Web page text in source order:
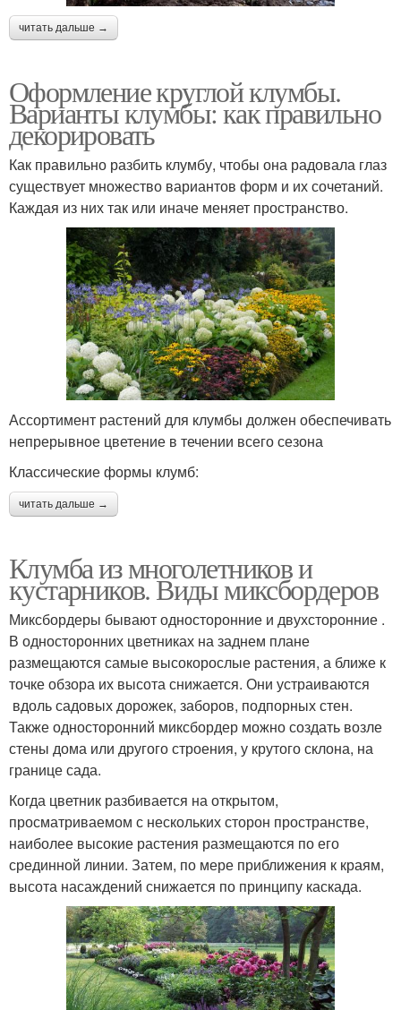
читать дальше →
Оформление круглой клумбы.
Варианты клумбы: как правильно
декорировать
Как правильно разбить клумбу, чтобы она радовала глаз
существует множество вариантов форм и их сочетаний.
Каждая из них так или иначе меняет пространство.
Ассортимент растений для клумбы должен обеспечивать
непрерывное цветение в течении всего сезона
Классические формы клумб:
читать дальше →
Клумба из многолетников и
кустарников. Виды миксбордеров
Миксбордеры бывают односторонние и двухсторонние .
В односторонних цветниках на заднем плане
размещаются самые высокорослые растения, а ближе к
точке обзора их высота снижается. Они устраиваются
вдоль садовых дорожек, заборов, подпорных стен.
Также односторонний миксбордер можно создать возле
стены дома или другого строения, у крутого склона, на
границе сада.
Когда цветник разбивается на открытом,
просматриваемом с нескольких сторон пространстве,
наиболее высокие растения размещаются по его
срединной линии. Затем, по мере приближения к краям,
высота насаждений снижается по принципу каскада.